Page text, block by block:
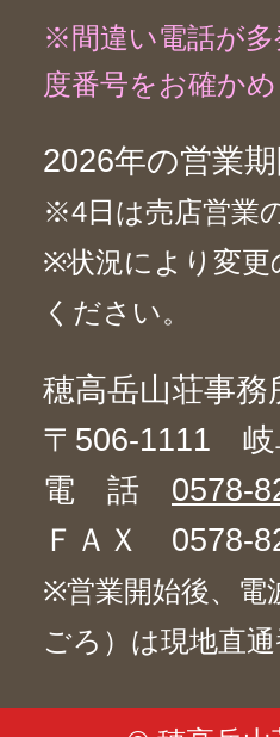
※間違い電話が
度番号をお確か
2026年の営業
※4日は売店営業
※状況により変更
ください。
穂高岳山荘事務
〒506-1111 岐
電 話 0578-
ＦＡＸ 0578-
※営業開始後、電
ごろ）は現地直